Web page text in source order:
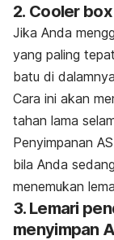
2. Cooler box
Jika Anda
yang paling
batu di
Cara ini akan
tahan lama
Penyimpanan
bila Anda
menemukan
3. Lemari
menyimpan